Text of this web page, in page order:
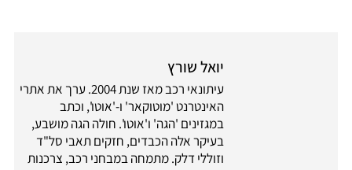
יואל שורץ
עיתונאי רכב מאז שנת 2004. ערך את אתרי
האינטרנט 'מוטוקאר' ו-'אוטו', וכתב
במגזינים 'הגה' ו'אוטו'. חולה הגה מושבע,
בעיקר אלה הכבדים, חזקים תאבי סל"ד
וזוללי דלק. מתמחה במבחני רכב, צרכנות